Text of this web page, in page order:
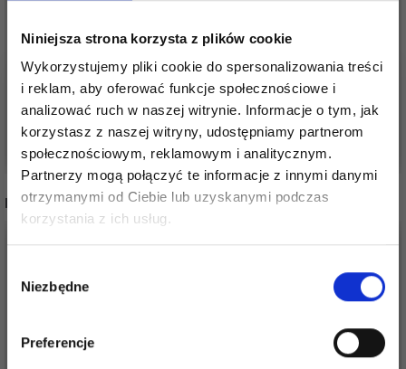
Niniejsza strona korzysta z plików cookie
Wykorzystujemy pliki cookie do spersonalizowania treści
i reklam, aby oferować funkcje społecznościowe i
analizować ruch w naszej witrynie. Informacje o tym, jak
korzystasz z naszej witryny, udostępniamy partnerom
społecznościowym, reklamowym i analitycznym.
Partnerzy mogą połączyć te informacje z innymi danymi
otrzymanymi od Ciebie lub uzyskanymi podczas
korzystania z ich usług.
zgody
Niezbędne
Preferencje
15,3+20,3+25,5 CM
34,95 zł
Dodaj do koszyka
PŁASKI PĘDZEL, 6 SZT.
30,95 zł
Dodaj do koszyka
INNI TEŻ WIDZIELI
Oszczędź nawet do 50%
miłośników włóczek i uzyskaj wyłączny
dostęp do inspirujących wzorów na druty i